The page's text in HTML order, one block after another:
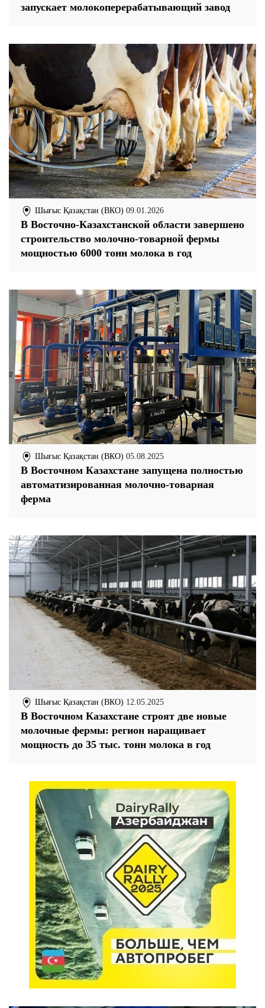
запускает молокоперерабатывающий завод
Шығыс Қазақстан (ВКО) 09.01.2026
В Восточно-Казахстанской области завершено
строительство молочно-товарной фермы
мощностью 6000 тонн молока в год
Шығыс Қазақстан (ВКО) 05.08.2025
В Восточном Казахстане запущена полностью
автоматизированная молочно-товарная
ферма
Шығыс Қазақстан (ВКО) 12.05.2025
В Восточном Казахстане строят две новые
молочные фермы: регион наращивает
мощность до 35 тыс. тонн молока в год